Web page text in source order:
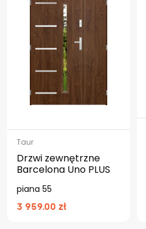
Taur
Drzwi zewnętrzne
Barcelona Uno PLUS
piana 55
3 959.00 zł